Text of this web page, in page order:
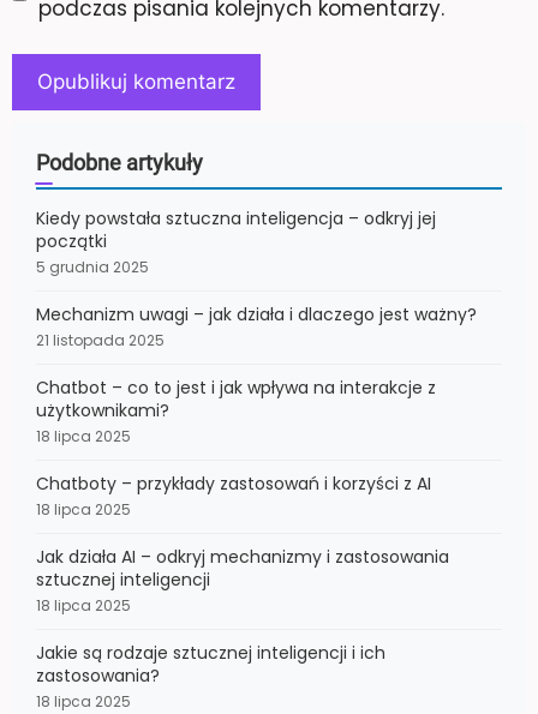
podczas pisania kolejnych komentarzy.
Podobne artykuły
Kiedy powstała sztuczna inteligencja – odkryj jej
początki
5 grudnia 2025
Mechanizm uwagi – jak działa i dlaczego jest ważny?
21 listopada 2025
Chatbot – co to jest i jak wpływa na interakcje z
użytkownikami?
18 lipca 2025
Chatboty – przykłady zastosowań i korzyści z AI
18 lipca 2025
Jak działa AI – odkryj mechanizmy i zastosowania
sztucznej inteligencji
18 lipca 2025
Jakie są rodzaje sztucznej inteligencji i ich
zastosowania?
18 lipca 2025